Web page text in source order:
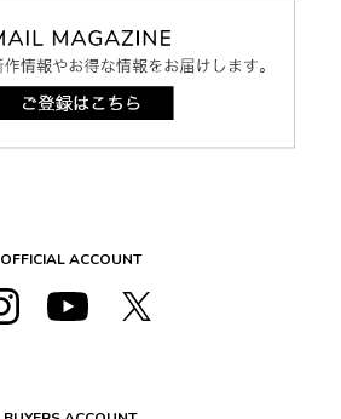
OFFICIAL ACCOUNT